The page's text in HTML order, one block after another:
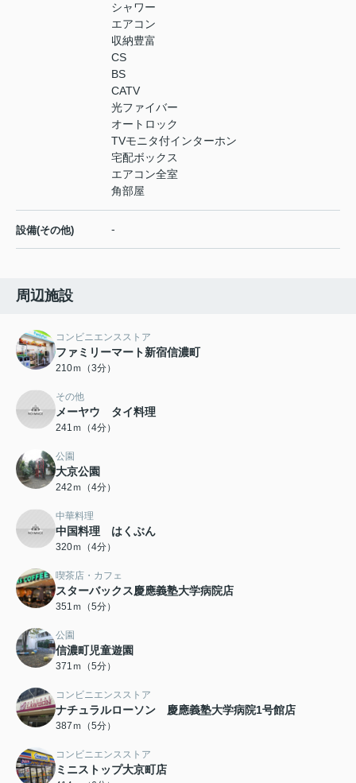
シャワー
エアコン
収納豊富
CS
BS
CATV
光ファイバー
オートロック
TVモニタ付インターホン
宅配ボックス
エアコン全室
角部屋
設備(その他) -
周辺施設
コンビニエンスストア
ファミリーマート新宿信濃町
210ｍ（3分）
その他
メーヤウ タイ料理
241ｍ（4分）
公園
大京公園
242ｍ（4分）
中華料理
中国料理 はくぶん
320ｍ（4分）
喫茶店・カフェ
スターバックス慶應義塾大学病院店
351ｍ（5分）
公園
信濃町児童遊園
371ｍ（5分）
コンビニエンスストア
ナチュラルローソン 慶應義塾大学病院1号館店
387ｍ（5分）
コンビニエンスストア
ミニストップ大京町店